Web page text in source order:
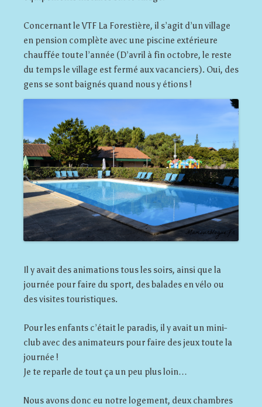
Concernant le VTF La Forestière, il s’agit d’un village
en pension complète avec une piscine extérieure
chauffée toute l’année (D’avril à fin octobre, le reste
du temps le village est fermé aux vacanciers). Oui, des
gens se sont baignés quand nous y étions !
Il y avait des animations tous les soirs, ainsi que la
journée pour faire du sport, des balades en vélo ou
des visites touristiques.
Pour les enfants c’était le paradis, il y avait un mini-
club avec des animateurs pour faire des jeux toute la
journée !
Je te reparle de tout ça un peu plus loin…
Nous avons donc eu notre logement, deux chambres